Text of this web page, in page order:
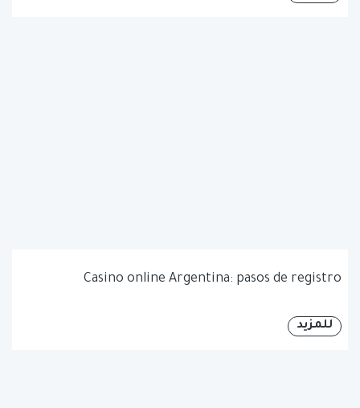
Casino online Argentina: pasos de registro
للمزيد